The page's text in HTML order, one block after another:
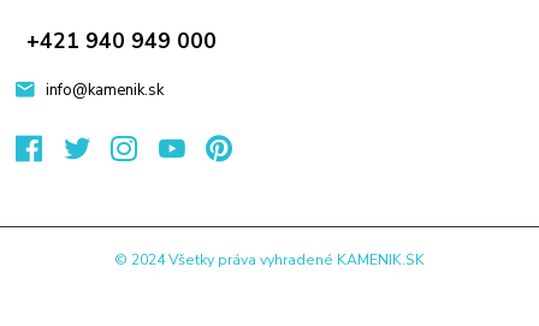
+421 940 949 000
info@kamenik.sk
© 2024 Všetky práva vyhradené KAMENIK.SK